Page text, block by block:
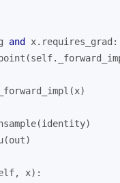
and
x.requires_grad:
x):